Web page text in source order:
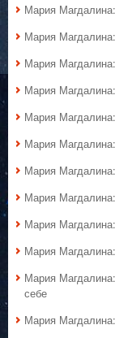
Мария
Мария
Мария
Мария
Мария
Мария
Мария
Мария
Мария
Мария
Мария
себе
Мария